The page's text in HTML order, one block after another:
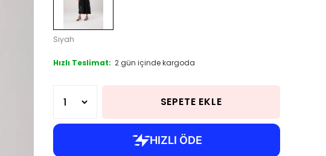
Siyah
Hızlı Teslimat: 2 gün içinde kargoda
SEPETE EKLE